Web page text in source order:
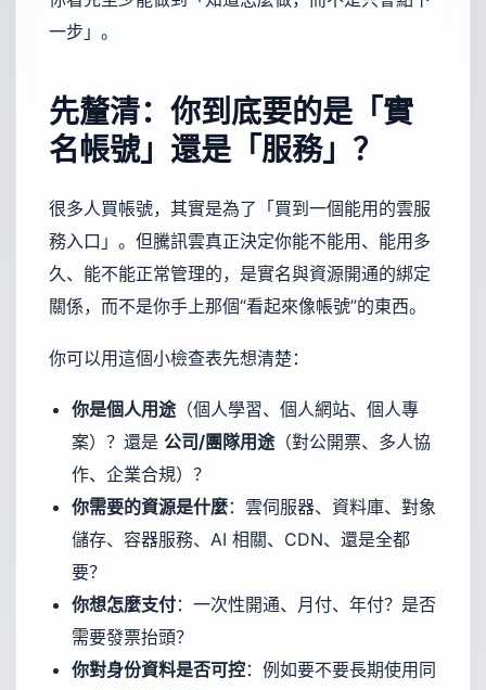
一步」。
先釐清：你到底要的是「實
名帳號」還是「服務」？
很多人買帳號，其實是為了「買到一個能用的雲服
務入口」。但騰訊雲真正決定你能不能用、能用多
久、能不能正常管理的，是實名與資源開通的綁定
關係，而不是你手上那個“看起來像帳號”的東西。
你可以用這個小檢查表先想清楚：
你是個人用途（個人學習、個人網站、個人專
案）？還是 公司/團隊用途（對公開票、多人協
作、企業合規）？
你需要的資源是什麼：雲伺服器、資料庫、對象
儲存、容器服務、AI 相關、CDN、還是全都
要？
你想怎麼支付：一次性開通、月付、年付？是否
需要發票抬頭？
你對身份資料是否可控：例如要不要長期使用同